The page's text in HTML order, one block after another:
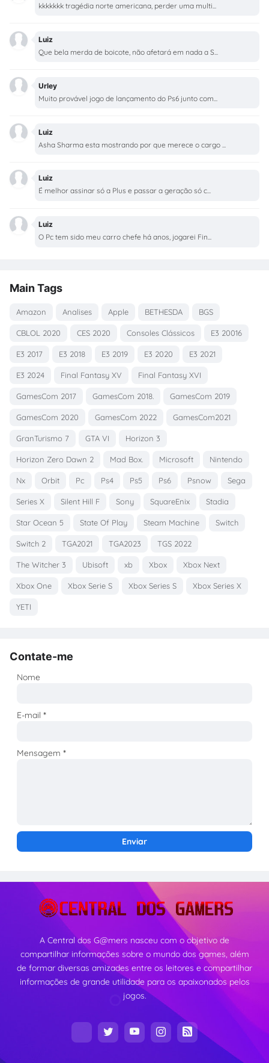
kkkkkkk tragédia norte americana, perder uma multi...
Luiz
Que bela merda de boicote, não afetará em nada a S...
Urley
Muito provável jogo de lançamento do Ps6 junto com...
Luiz
Asha Sharma esta mostrando por que merece o cargo ...
Luiz
É melhor assinar só a Plus e passar a geração só c...
Luiz
O Pc tem sido meu carro chefe há anos, jogarei Fin...
Main Tags
Amazon Analises Apple BETHESDA BGS
CBLOL 2020 CES 2020 Consoles Clássicos E3 20016
E3 2017 E3 2018 E3 2019 E3 2020 E3 2021
E3 2024 Final Fantasy XV Final Fantasy XVI
GamesCom 2017 GamesCom 2018. GamesCom 2019
GamesCom 2020 GamesCom 2022 GamesCom2021
GranTurismo 7 GTA VI Horizon 3
Horizon Zero Dawn 2 Mad Box. Microsoft Nintendo
Nx Orbit Pc Ps4 Ps5 Ps6 Psnow Sega
Series X Silent Hill F Sony SquareEnix Stadia
Star Ocean 5 State Of Play Steam Machine Switch
Switch 2 TGA2021 TGA2023 TGS 2022
The Witcher 3 Ubisoft xb Xbox Xbox Next
Xbox One Xbox Serie S Xbox Series S Xbox Series X
YETI
Contate-me
Nome
E-mail*
Mensagem*
A Central dos G@mers nasceu com o objetivo de
compartilhar informações sobre o mundo dos games, além
de formar diversas amizades entre os leitores e compartilhar
informações de grande utilidade para os apaixonados pelos
jogos.